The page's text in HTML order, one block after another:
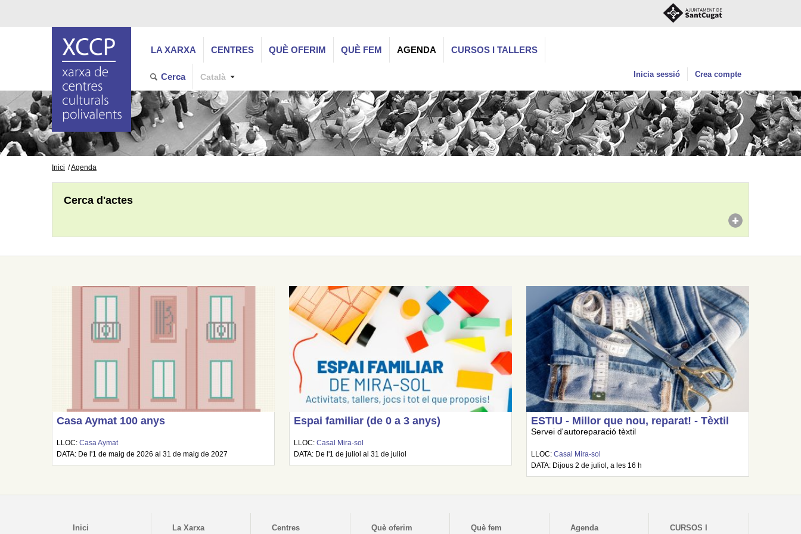
LA XARXA CENTRES QUÈ OFERIM QUÈ FEM AGENDA CURSOS I TALLERS
Cerca Català Inicia sessió Crea compte
Inici Agenda
Cerca d'actes
Casa Aymat 100 anys
LLOC:Casa Aymat
DATA: De l'1 de maig de 2026 al 31 de maig de 2027
Espai familiar (de 0 a 3 anys)
LLOC:Casal Mira-sol
DATA: De l'1 de juliol al 31 de juliol
ESTIU - Millor que nou, reparat! - Tèxtil
Servei d'autoreparació tèxtil
LLOC:Casal Mira-sol
DATA: Dijous 2 de juliol, a les 16 h
Inici La Xarxa Centres Què oferim Què fem Agenda CURSOS I